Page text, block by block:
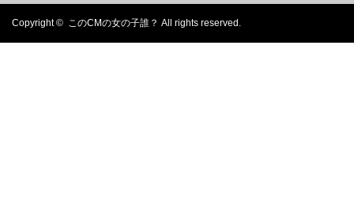
Copyright © このCMの女の子誰？ All rights reserved.